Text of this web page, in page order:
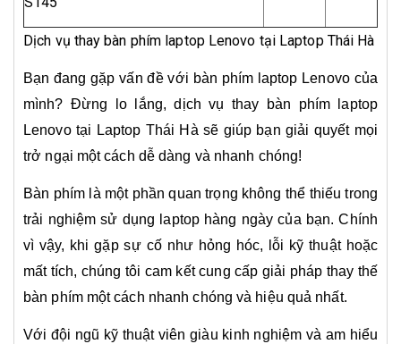
Dịch vụ thay bàn phím laptop Lenovo tại Laptop Thái Hà
Bạn đang gặp vấn đề với bàn phím laptop Lenovo của
mình? Đừng lo lắng, dịch vụ thay bàn phím laptop
Lenovo tại Laptop Thái Hà sẽ giúp bạn giải quyết mọi
trở ngại một cách dễ dàng và nhanh chóng!
Bàn phím là một phần quan trọng không thể thiếu trong
trải nghiệm sử dụng laptop hàng ngày của bạn. Chính
vì vậy, khi gặp sự cố như hỏng hóc, lỗi kỹ thuật hoặc
mất tích, chúng tôi cam kết cung cấp giải pháp thay thế
bàn phím một cách nhanh chóng và hiệu quả nhất.
Với đội ngũ kỹ thuật viên giàu kinh nghiệm và am hiểu